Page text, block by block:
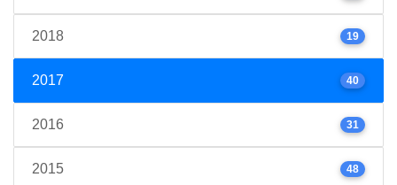
2018 19
2017 40
2016 31
2015 48